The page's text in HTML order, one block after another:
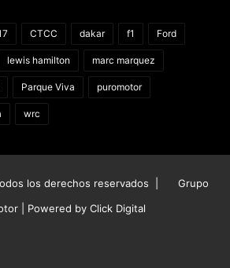
CTCC dakar f1 Ford
lewis hamilton marc marquez
Parque Viva puromotor
wrc
los derechos reservados |
Grupo
| Powered by Click Digital